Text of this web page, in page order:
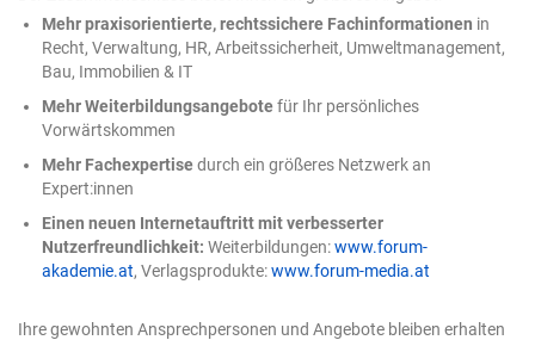
plausibel, ordentlich formatiert – und völlig belanglos.
Ein paar Durchschnittswerte, eine generische
Beobachtung. Nichts, womit sich eine Entscheidung
treffen ließe. Woran das liegt? An unseren bereits
formulierten zwei Toren. Was ändert sich gerade beim
Einsatz von Copilot in Excel? Bis vor Kurzem war KI in
übernahm sie selbst. 2026 hat sich das nun gedreht. Die
KI handelt nun direkt in der Arbeitsmappe – sie plant
mehrere Schritte, führt sie aus, prüft das eigene
Zwischenergebnis und arbeitet nach. Wie tiefgreifend
dieser Wandel ist, verrät eine Kleinigkeit am Rande:
Mehr praxisorientierte, rechtssichere Fachinformationen in
Recht, Verwaltung, HR, Arbeitssicherheit, Umweltmanagement,
Bau, Immobilien & IT
Mehr Weiterbildungsangebotefür Ihr persönliches
Vorwärtskommen
Mehr Fachexpertisedurch ein größeres Netzwerk an
Expert:innen
Einen neuen Internetauftritt mit verbesserter
Nutzerfreundlichkeit: Weiterbildungen:www.forum-
akademie.at, Verlagsprodukte:www.forum-media.at
Ihre gewohnten Ansprechpersonen und Angebote bleiben erhalten